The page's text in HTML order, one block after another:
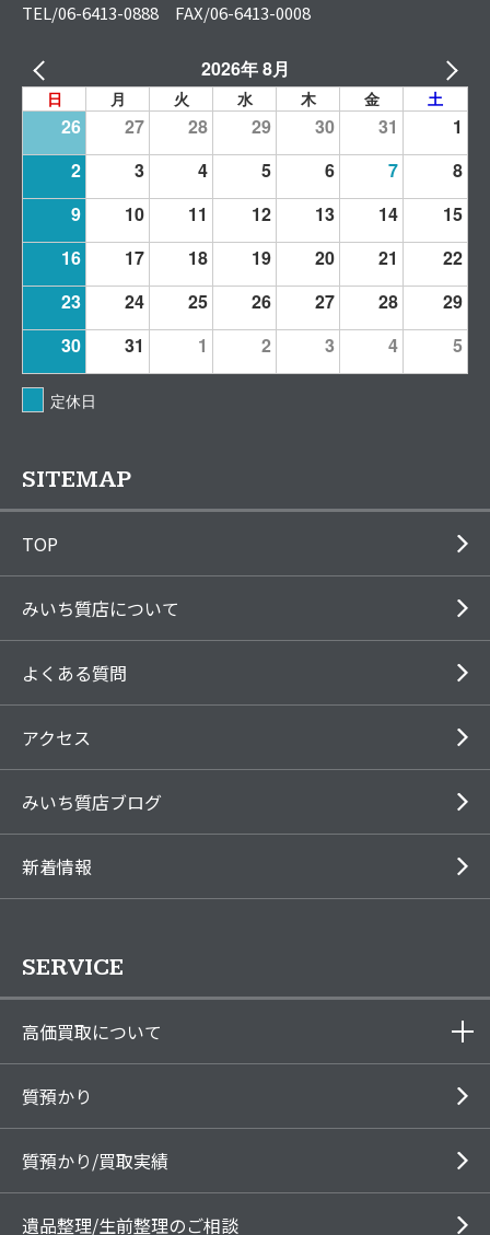
TEL/06-6413-0888 FAX/06-6413-0008
2026年 8月
日 月 火 水 木 金 土
26 27 28 29 30 31
1
2
3 4 5 6 7
8
9
10 11 12 13 14
15
16
17 18 19 20 21
22
23
24 25 26 27 28
29
30
31 1 2 3 4 5
定休日
SITEMAP
TOP
みいち質店について
よくある質問
アクセス
みいち質店ブログ
新着情報
SERVICE
高価買取について
質預かり
質預かり/買取実績
遺品整理/生前整理のご相談